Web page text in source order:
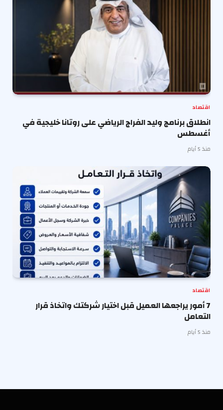
اقتصاد
انطلاق برنامج وليد الفراج الرياضي على روتانا خليجية في
أغسطس
منذ 5 أيام
اقتصاد
7 أمور يراجعها العميل قبل اختيار شركتك واتخاذ قرار
التعامل
منذ 5 أيام